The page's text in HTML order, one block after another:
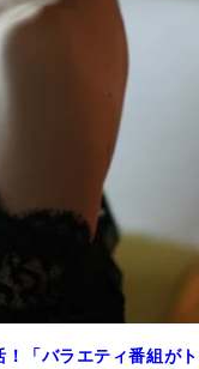
「バラエティ番組がト